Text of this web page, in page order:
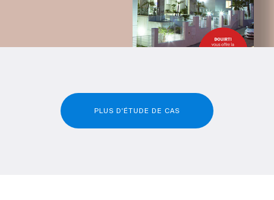
PLUS D'ÉTUDE DE CAS